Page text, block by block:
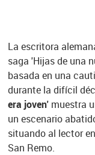
La escritora
saga 'Hijas de una
basada en una
durante la difícil
era joven' muestra
un escenario
situando al lector
San Remo.